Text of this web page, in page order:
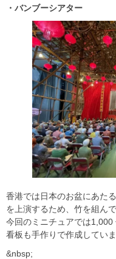
・バンブーシアター
香港では日本のお盆にあた
を上演するため、竹を組ん
今回のミニチュアでは
看板も手作りで作成していま
&nbsp;